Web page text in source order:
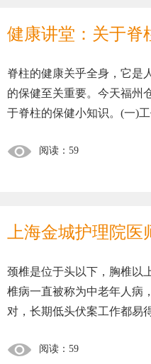
健康讲堂：关于脊
脊柱的健康关乎全身，它是
的保健至关重要。今天福州
于脊柱的保健小知识。(一)
阅读：59
上海金城护理院
颈椎是位于头以下，胸椎以
椎病一直被称为中老年人病
对，长期低头伏案工作都易
阅读：59